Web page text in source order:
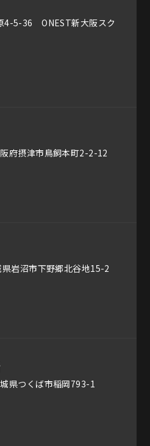
4-5-36 ONEST新大阪スク
府摂津市鳥飼本町2-2-12
岩沼市下野郷北谷地15-2
県つくば市稲岡793-1